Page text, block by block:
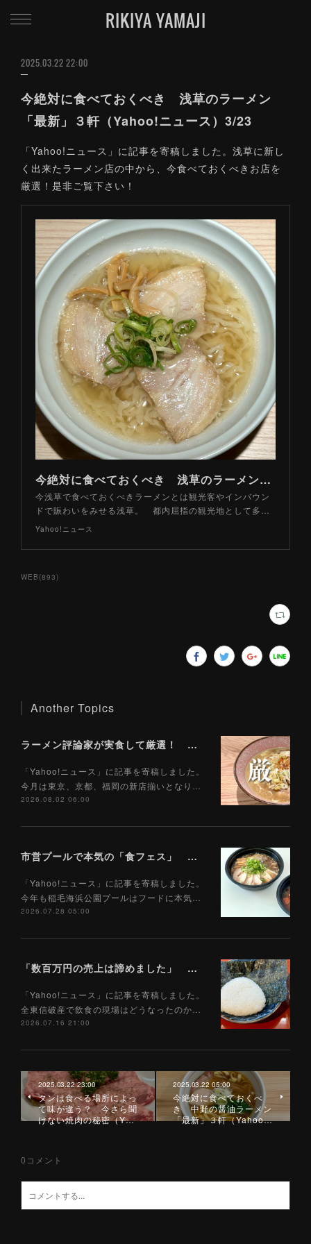
RIKIYA YAMAJI
2025.03.22 22:00
今絶対に食べておくべき 浅草のラーメン
「最新」３軒（Yahoo!ニュース）3/23
「Yahoo!ニュース」に記事を寄稿しました。浅草に新し
く出来たラーメン店の中から、今食べておくべきお店を
厳選！是非ご覧下さい！
今絶対に食べておくべき 浅草のラーメン「最新」３軒（山路力也） - エキスパート - Yahoo!ニュース
今浅草で食べておくべきラーメンとは観光客やインバウン
ドで賑わいをみせる浅草。 都内屈指の観光地として多…
Yahoo!ニュース
WEB (893)
Another Topics
ラーメン評論家が実食して厳選！ 「いま絶対に食べるべきラーメン」ベスト５！【2026年８月】（ Yahoo!ニュース）8/2
「Yahoo!ニュース」に記事を寄稿しました。
今月は東京、京都、福岡の新店揃いとなり…
2026.08.02 06:00
市営プールで本気の「食フェス」 プールサイドで味わえる「ご当地麺」の実力は？（Yahoo!ニュース）7/28
「Yahoo!ニュース」に記事を寄稿しました。
今年も稲毛海浜公園プールはフードに本気…
2026.07.28 05:00
「数百万円の売上は諦めました」 全東信破産で飲食店はどうなったのか？ 被害を受けた飲食店店主に聞いた（Yahoo!ニュース）7/17
「Yahoo!ニュース」に記事を寄稿しました。
全東信破産で飲食の現場はどうなったのか…
2026.07.16 21:00
2025.03.22 23:00
タンは食べる場所によっ
て味が違う？ 今さら聞
けない焼肉の秘密（Y…
2025.03.22 05:00
今絶対に食べておくべ
き 中野の醤油ラーメン
「最新」３軒（Yahoo…
0 コメント